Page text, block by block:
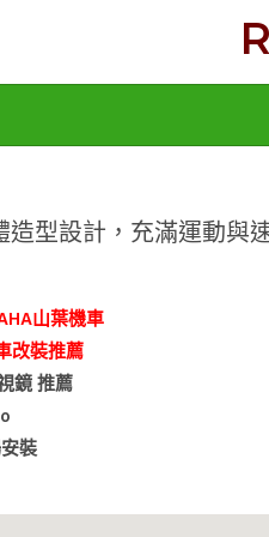
造型設計，充滿運動與
山葉機車
改裝推薦
鏡 推薦
裝